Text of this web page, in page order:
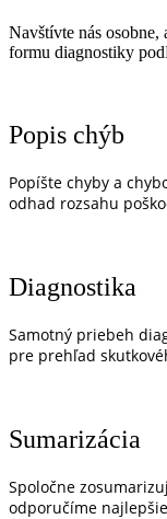
Navštívte nás
formu diagnostiky
Popis chýb
Popíšte chyby a
odhad rozsahu
Diagnostika
Samotný priebeh
pre prehľad
Sumarizácia
Spoločne
odporučíme